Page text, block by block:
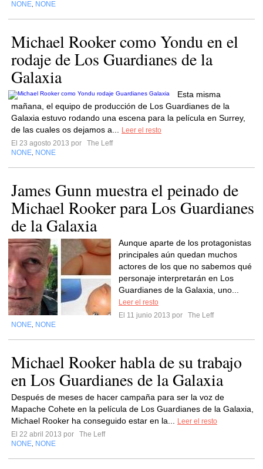
NONE NONE
Michael Rooker como Yondu en el
rodaje de Los Guardianes de la
Galaxia
Esta misma
mañana, el equipo de producción de Los Guardianes de la
Galaxia estuvo rodando una escena para la película en Surrey,
de las cuales os dejamos a...
Leer el resto
El 23 agosto 2013 por
The Leff
NONE NONE
James Gunn muestra el peinado de
Michael Rooker para Los Guardianes
de la Galaxia
Aunque aparte de los protagonistas
principales aún quedan muchos
actores de los que no sabemos qué
personaje interpretarán en Los
Guardianes de la Galaxia, uno...
Leer el resto
El 11 junio 2013 por
The Leff
NONE NONE
Michael Rooker habla de su trabajo
en Los Guardianes de la Galaxia
Después de meses de hacer campaña para ser la voz de
Mapache Cohete en la película de Los Guardianes de la Galaxia,
Michael Rooker ha conseguido estar en la...
Leer el resto
El 22 abril 2013 por
The Leff
NONE NONE